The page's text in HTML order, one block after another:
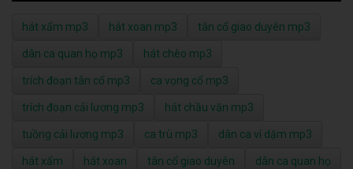
hát xẩm mp3 hát xoan mp3 tân cổ giao duyên mp3
dân ca quan họ mp3 hát chèo mp3
trích đoạn tân cổ mp3 ca vọng cổ mp3
trích đoạn cải lương mp3 hát chầu văn mp3
tuồng cải lương mp3 ca trù mp3 dân ca ví dặm mp3
hát xẩm hát xoan tân cổ giao duyên dân ca quan họ